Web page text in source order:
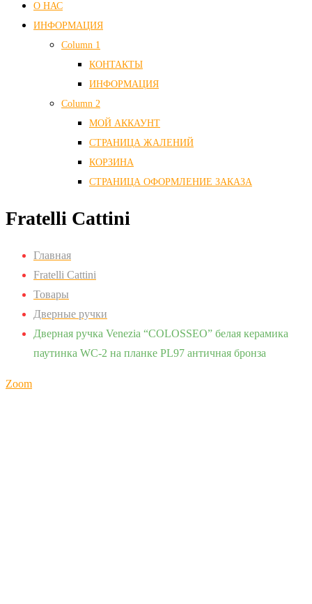
О НАС
ИНФОРМАЦИЯ
Column 1
КОНТАКТЫ
ИНФОРМАЦИЯ
Column 2
МОЙ АККАУНТ
СТРАНИЦА ЖАЛЕНИЙ
КОРЗИНА
СТРАНИЦА ОФОРМЛЕНИЕ ЗАКАЗА
Fratelli Cattini
Главная
Fratelli Cattini
Товары
Дверные ручки
Дверная ручка Venezia “COLOSSEO” белая керамика
паутинка WC-2 на планке PL97 античная бронза
Zoom